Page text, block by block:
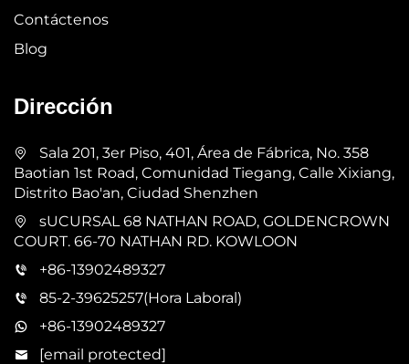
Contáctenos
Blog
Dirección
Sala 201, 3er Piso, 401, Área de Fábrica, No. 358
Baotian 1st Road, Comunidad Tiegang, Calle Xixiang,
Distrito Bao'an, Ciudad Shenzhen
sUCURSAL 68 NATHAN ROAD, GOLDENCROWN
COURT. 66-70 NATHAN RD. KOWLOON
+86-13902489327
85-2-39625257(Hora Laboral)
+86-13902489327
[email protected]